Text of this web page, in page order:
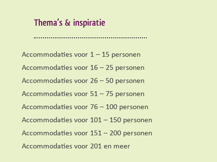
Thema’s & inspiratie
Accommodaties voor 1 – 15 personen
Accommodaties voor 16 – 25 personen
Accommodaties voor 26 – 50 personen
Accommodaties voor 51 – 75 personen
Accommodaties voor 76 – 100 personen
Accommodaties voor 101 – 150 personen
Accommodaties voor 151 – 200 personen
Accommodaties voor 201 en meer